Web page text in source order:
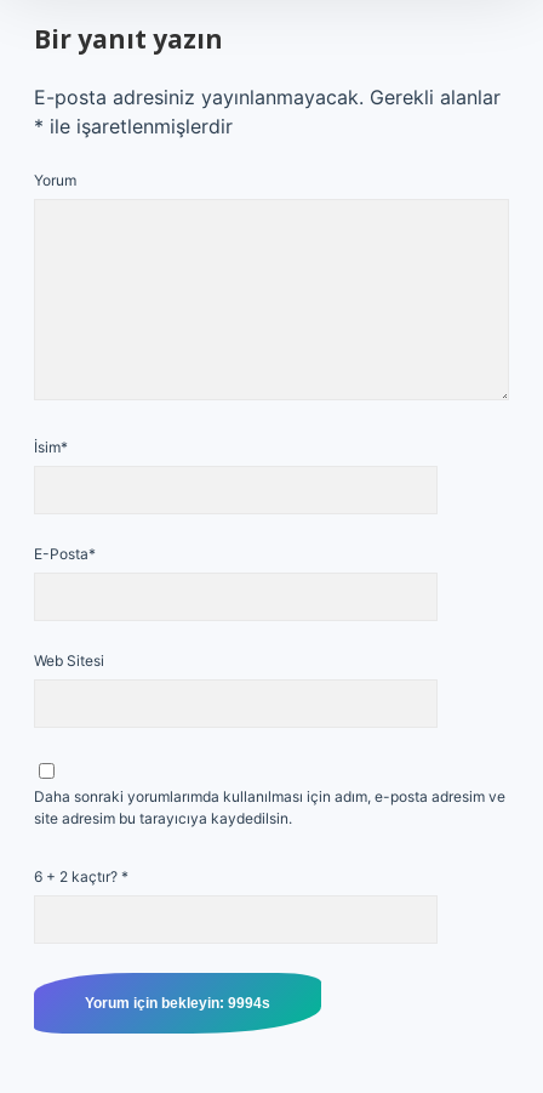
Bir yanıt yazın
E-posta adresiniz yayınlanmayacak. Gerekli alanlar
* ile işaretlenmişlerdir
Yorum
İsim*
E-Posta*
Web Sitesi
Daha sonraki yorumlarımda kullanılması için adım, e-posta adresim ve
site adresim bu tarayıcıya kaydedilsin.
6 + 2 kaçtır? *